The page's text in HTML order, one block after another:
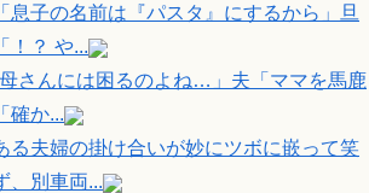
息子の名前は『パスタ』にするから」旦
！？ や...
さんには困るのよね…」夫「ママを馬鹿
確か...
る夫婦の掛け合いが妙にツボに嵌って笑
、別車両...